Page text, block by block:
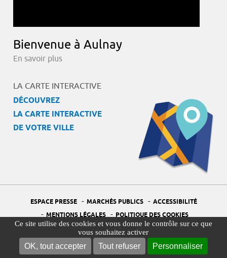
Ce site utilise des cookies et vous donne le contrôle sur ce que
vous souhaitez activer
OK, tout accepter Tout refuser Personnaliser
Bienvenue à Aulnay
En savoir plus
LA CARTE INTERACTIVE
DÉCOUVREZ
LA CARTE INTERACTIVE
DE VOTRE VILLE
ESPACE PRESSE - MARCHÉS PUBLICS - ACCESSIBILITÉ
- MENTIONS LÉGALES - POLITIQUE DES COOKIES
PORTAIL DÉLÉGUÉ À LA PROTECTION DES DONNÉES - PLAN DU SITE
- GESTION DES COOKIES